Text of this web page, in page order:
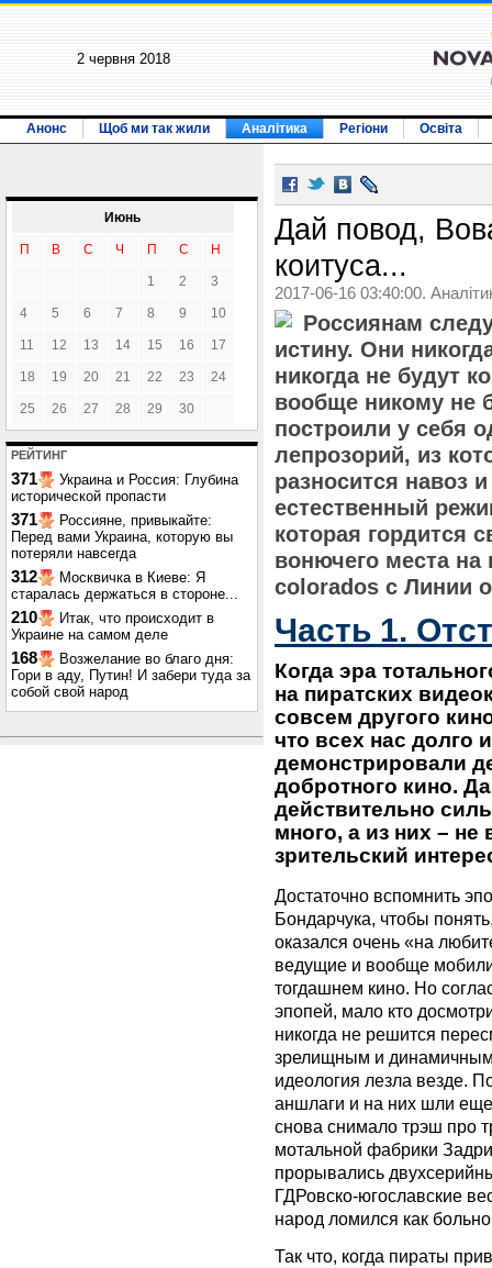
2 червня 2018
Анонс Щоб ми так жили Аналітика Регіони Освіта
Июнь
П В С Ч П С Н
1 2 3
4 5 6 7 8 9 10
11 12 13 14 15 16 17
18 19 20 21 22 23 24
25 26 27 28 29 30
РЕЙТИНГ
371
Украина и Россия: Глубина
исторической пропасти
371
Россияне, привыкайте:
Перед вами Украина, которую вы
потеряли навсегда
312
Москвичка в Киеве: Я
старалась держаться в стороне...
210
Итак, что происходит в
Украине на самом деле
168
Возжелание во благо дня:
Гори в аду, Путин! И забери туда за
собой свой народ
Дай повод,
коитуса...
2017-06-16 03:40:00.
Россиянам
истину. Они
никогда не будут
вообще никому не
построили у себя
лепрозорий, из
разносится навоз
естественный
которая гордится
вонючего места на
colorados с Линии
Часть 1.
Когда эра
на пиратских
совсем другого
что всех нас долго
демонстрировали
добротного кино.
действительно
много, а из них –
зрительский
Достаточно вспомнить
Бондарчука, чтобы
оказался очень «на
ведущие и вообще
тогдашнем кино. Но
эпопей, мало кто
никогда не решится
зрелищным и
идеология лезла везде.
аншлаги и на них шли
снова снимало трэш про
мотальной фабрики
прорывались
ГДРовско-югославские
народ ломился как
Так что, когда пираты